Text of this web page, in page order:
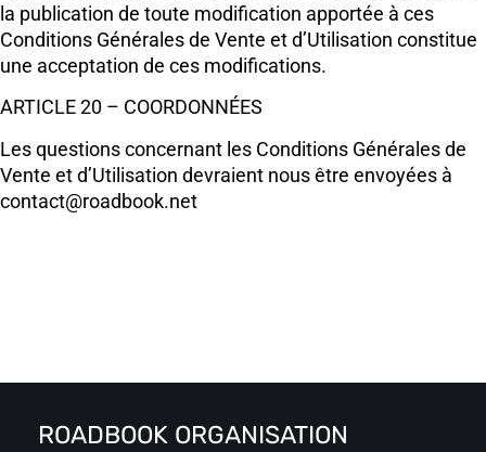
la publication de toute modification apportée à ces
Conditions Générales de Vente et d’Utilisation constitue
une acceptation de ces modifications.
ARTICLE 20 – COORDONNÉES
Les questions concernant les Conditions Générales de
Vente et d’Utilisation devraient nous être envoyées à
contact@roadbook.net
ROADBOOK ORGANISATION